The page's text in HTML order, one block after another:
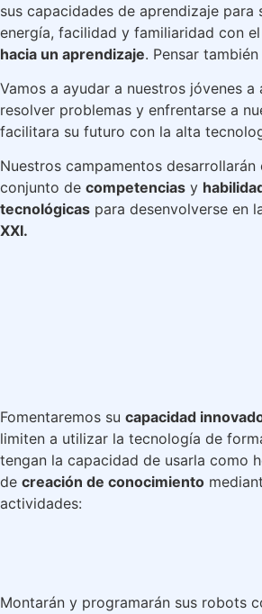
sus capacidades de aprendizaje para
energía, facilidad y familiaridad con
hacia un aprendizaje. Pensar
Vamos a ayudar a nuestros jóvenes a
resolver problemas y enfrentarse a
facilitara su futuro con la alta
Nuestros campamentos desarrollarán
conjunto de competencias y
tecnológicas para desenvolverse en
XXI.
Fomentaremos su capacidad
limiten a utilizar la tecnología de
tengan la capacidad de usarla como
de creación de conocimiento
actividades:
Montarán y programarán sus robots